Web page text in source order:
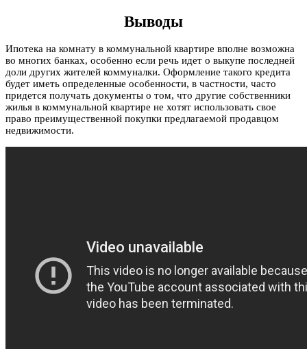
Выводы
Ипотека на комнату в коммунальной квартире вполне возможна
во многих банках, особенно если речь идет о выкупе последней
доли других жителей коммуналки. Оформление такого кредита
будет иметь определенные особенности, в частности, часто
придется получать документы о том, что другие собственники
жилья в коммунальной квартире не хотят использовать свое
право преимущественной покупки предлагаемой продавцом
недвижимости.